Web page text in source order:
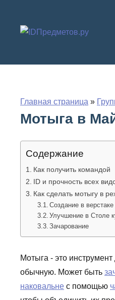
содержимому
Главная страница »
Мотыга в
Содержание
Как получить командой
ID и прочность всех
Как сделать мотыгу в
Создание в верстаке
Улучшение в Столе
Зачарование
Мотыга - это
обычную. Может быть
наковальне с помощью